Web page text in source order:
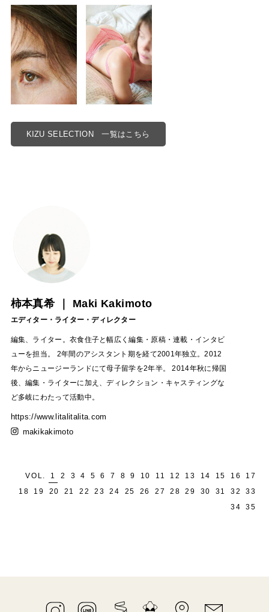
KIZU SELECTION 一覧はこちら
柿本真希 ｜ Maki Kakimoto
エディター・ライター・ディレクター
編集、ライター。衣食住子と幅広く編集・原稿・連載・インタビ
ューを担当。
2年間のアシスタント期を経て2001年独立。2012
年からニュージーランドにて母子留学を2年半。
2014年秋に帰国
後、編集・ライターに加え、ディレクション・キャスティングな
ど多岐にわたって活動中。
https://www.litalitalita.com
makikakimoto
VOL. 1 2 3 4 5 6 7 8 9 10 11 12 13 14 15 16
17
18
19 20 21 22 23 24 25 26 27 28 29 30 31 32
33
34
35